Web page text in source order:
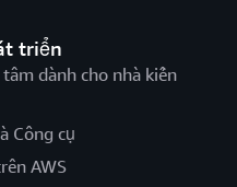
triển
dành cho nhà kiến
Công cụ
AWS